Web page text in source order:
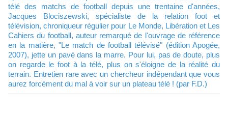
télé des matchs de football depuis une trentaine d'années,
Jacques Blociszewski, spécialiste de la relation foot et
télévision, chroniqueur régulier pour Le Monde, Libération et Les
Cahiers du football, auteur remarqué de l'ouvrage de référence
en la matière, "Le match de football télévisé" (édition Apogée,
2007), jette un pavé dans la marre. Pour lui, pas de doute, plus
on regarde le foot à la télé, plus on s'éloigne de la réalité du
terrain. Entretien rare avec un chercheur indépendant que vous
aurez forcément du mal à voir sur un plateau télé ! (par F.D.)